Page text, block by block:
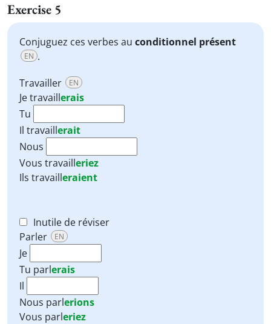
Exercise 5
Conjuguez ces verbes au conditionnel présent
EN .
Travailler
EN
Jetravaillerais
Tu
Il travaillerait
Nous
Vous travailleriez
Ils travailleraient
Inutile de réviser
Parler
EN
Je
Tu parlerais
Il
Nous parlerions
Vous parleriez